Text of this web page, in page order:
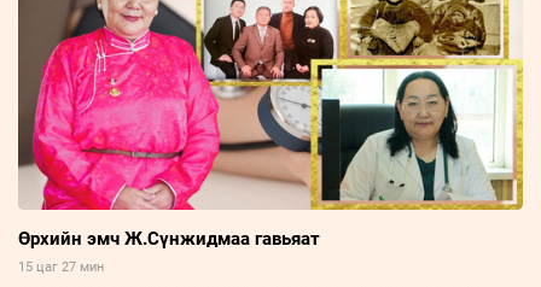
Өрхийн эмч Ж.Сүнжидмаа гавьяат
15 цаг 27 мин